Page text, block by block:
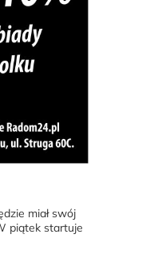
miał swój
piątek startuje